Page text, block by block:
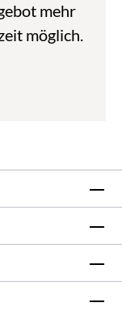
mehr
möglich.